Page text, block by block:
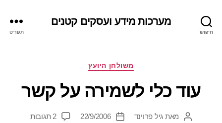
חיפוש
מערכות מידע ועסקים קטנים
תפריט
קטגוריות
משולחן היועץ
עוד כלי לשמירה על קשר
המחבר
מאת גיל פרוינד
תאריך22/9/2006 2 תגובות
על